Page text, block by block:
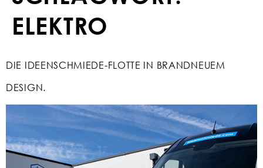
ELEKTRO
DIE IDEENSCHMIEDE-FLOTTE IN BRANDNEUEM
DESIGN.